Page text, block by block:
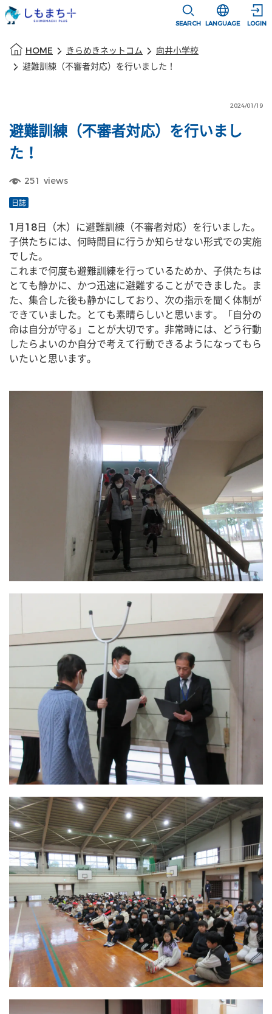
SEARCH
選択すると言
LANGUAGE LOGIN
HOME きらめきネットコム
向井小学校
避難訓練（不審者対応）を行いました！
2024/01/19
避難訓練（不審者対応）を行いまし
た！
251 views
日誌
1月18日（木）に避難訓練（不審者対応）を行いました。
子供たちには、何時間目に行うか知らせない形式での実施
でした。
これまで何度も避難訓練を行っているためか、子供たちは
とても静かに、かつ迅速に避難することができました。ま
た、集合した後も静かにしており、次の指示を聞く体制が
できていました。とても素晴らしいと思います。「自分の
命は自分が守る」ことが大切です。非常時には、どう行動
したらよいのか自分で考えて行動できるようになってもら
いたいと思います。